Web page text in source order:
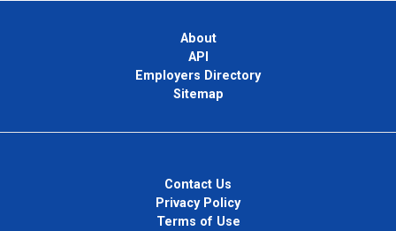
About
API
Employers Directory
Sitemap
Contact Us
Privacy Policy
Terms of Use